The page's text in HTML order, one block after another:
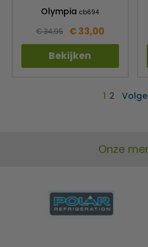
Olympiacb694
€ 34,95 € 33,00
Bekijken
1 2
Onze